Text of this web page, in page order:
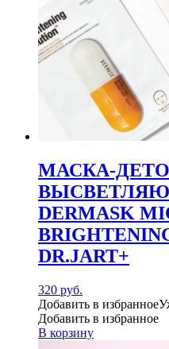
МАСКА-
DERMASK
DR.JART+
320 руб.
Добавить в избранное
Добавить в избранное
В корзину